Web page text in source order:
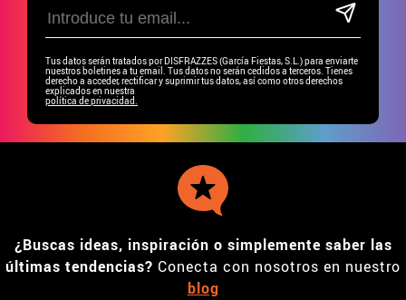
Tus datos serán tratados por DISFRAZZES (García Fiestas, S.L.) para enviarte
nuestros boletines a tu email. Tus datos no serán cedidos a terceros. Tienes
derecho a acceder, rectificar y suprimir tus datos, así como otros derechos
explicados en nuestra
política de privacidad.
¿Buscas ideas, inspiración o simplemente saber las
últimas tendencias? Conecta con nosotros en nuestro
blog